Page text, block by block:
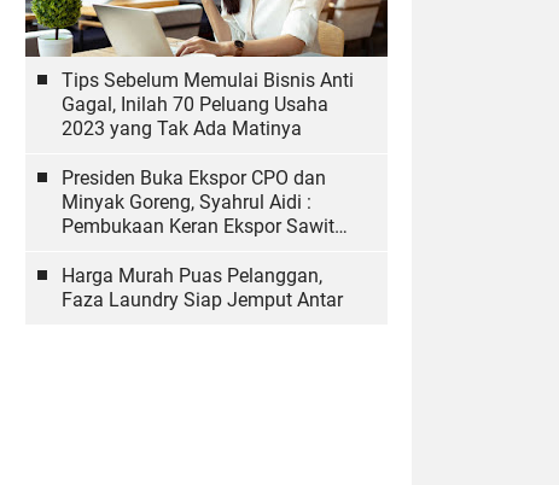
Tips Sebelum Memulai Bisnis Anti
Gagal, Inilah 70 Peluang Usaha
2023 yang Tak Ada Matinya
Presiden Buka Ekspor CPO dan
Minyak Goreng, Syahrul Aidi :
Pembukaan Keran Ekspor Sawit
Harga Murah Puas Pelanggan,
Faza Laundry Siap Jemput Antar